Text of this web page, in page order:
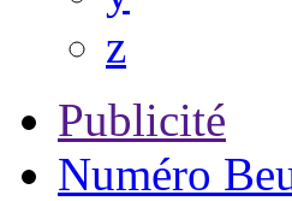
z
Publicité
Numéro